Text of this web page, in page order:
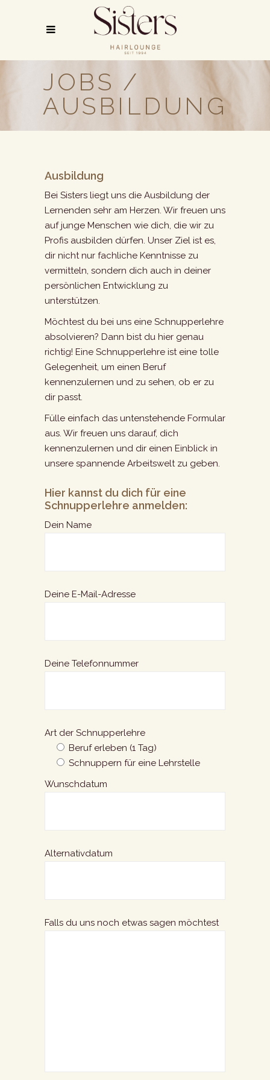
JOBS /
AUSBILDUNG
Ausbildung
Bei Sisters liegt uns die Ausbildung der
Lernenden sehr am Herzen. Wir freuen uns
auf junge Menschen wie dich, die wir zu
Profis ausbilden dürfen. Unser Ziel ist es,
dir nicht nur fachliche Kenntnisse zu
vermitteln, sondern dich auch in deiner
persönlichen Entwicklung zu
unterstützen.
Möchtest du bei uns eine Schnupperlehre
absolvieren? Dann bist du hier genau
richtig! Eine Schnupperlehre ist eine tolle
Gelegenheit, um einen Beruf
kennenzulernen und zu sehen, ob er zu
dir passt.
Fülle einfach das untenstehende Formular
aus. Wir freuen uns darauf, dich
kennenzulernen und dir einen Einblick in
unsere spannende Arbeitswelt zu geben.
Hier kannst du dich für eine
Schnupperlehre anmelden:
Dein Name
Deine E-Mail-Adresse
Deine Telefonnummer
Art der Schnupperlehre
Beruf erleben (1 Tag)
Schnuppern für eine Lehrstelle
Wunschdatum
Alternativdatum
Falls du uns noch etwas sagen möchtest